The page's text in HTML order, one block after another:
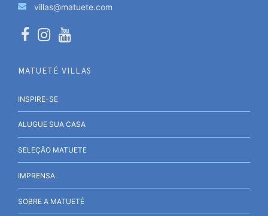
villas@matuete.com
MATUETÉ VILLAS
INSPIRE-SE
ALUGUE SUA CASA
SELEÇÃO MATUETE
IMPRENSA
SOBRE A MATUETÉ